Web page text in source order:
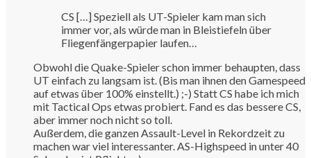
CS […] Speziell als UT-Spieler kam man sich
immer vor, als würde man in Bleistiefeln über
Fliegenfängerpapier laufen…
Obwohl die Quake-Spieler schon immer behaupten, dass
UT einfach zu langsam ist. (Bis man ihnen den Gamespeed
auf etwas über 100% einstellt.) ;-) Statt CS habe ich mich
mit Tactical Ops etwas probiert. Fand es das bessere CS,
aber immer noch nicht so toll.
Außerdem, die ganzen Assault-Level in Rekordzeit zu
machen war viel interessanter. AS-Highspeed in unter 40